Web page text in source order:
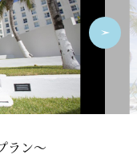
ニア
フィジー
ーストラリア
マルタ
チェコ
ラン～